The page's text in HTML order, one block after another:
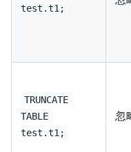
test.t1;
TRUNCATE
TABLE
test.t1;
忽